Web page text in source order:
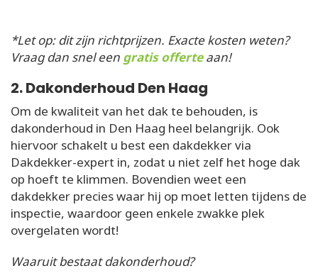
*Let op: dit zijn richtprijzen. Exacte kosten weten?
Vraag dan snel een gratis offerteaan!
2. Dakonderhoud Den Haag
Om de kwaliteit van het dak te behouden, is
dakonderhoud in Den Haag heel belangrijk. Ook
hiervoor schakelt u best een dakdekker via
Dakdekker-expert in, zodat u niet zelf het hoge dak
op hoeft te klimmen. Bovendien weet een
dakdekker precies waar hij op moet letten tijdens de
inspectie, waardoor geen enkele zwakke plek
overgelaten wordt!
Waaruit bestaat dakonderhoud?